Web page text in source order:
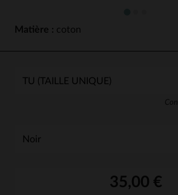
Matière : coton
35,00 €